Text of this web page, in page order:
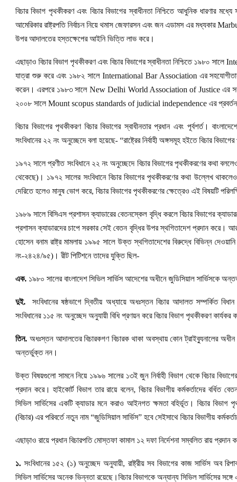
বিচার বিভাগ পৃথকীকরণ এবং বিচার বিভাগের স্বাধীনতা নিশ্চিতে আধুনিক ধারণার
আমেরিকার রাষ্ট্রপতি নির্বাচন নিয়ে থমাস জেফারসন এবং জন এডামস এর মধ্যকার
উপর আদালতের হস্তক্ষেপের আইনি ভিত্তি লাভ করে।
এছাড়াও বিচার বিভাগ পৃথকীকরণ এবং বিচার বিভাগের স্বাধীনতা নিশ্চিতে
যাত্রা শুরু করে এবং ১৯৮২ সালে International Bar Association এর
করেন। এরপরে ১৯৮৩ সালে New Delhi World Association of Justice এর
২০০৮ সালে Mount scopus standards of judicial independence এর প্রবর্তন
বিচার বিভাগের পৃথকীকরণ বিচার বিভাগের স্বাধীনতার প্রধান এবং পূর্বশর্ত।
সংবিধানের ২২ নং অনুচ্ছেদে বলা হয়েছে- “রাষ্ট্রের নির্বাহী অঙ্গসমূহ হইতে বিচার
১৯৭২ সালে প্রণীত সংবিধানে ২২ নং অনুচ্ছেদে বিচার বিভাগের পৃথকীকরণের কথা
থেকেছে)। ১৯৭২ সালের সংবিধানে বিচার বিভাগের পৃথকীকরণের কথা উল্লেখ
দেরিতে হলেও মানুষ ভোগ করে, বিচার বিভাগের পৃথকীকরণের ক্ষেত্রেও এই বিষয়টি
১৯৮৯ সালে বিসিএস প্রশাসন ক্যাডারের বেতনস্কেল বৃদ্ধি করলে বিচার বিভাগের
প্রশাসন ক্যাডারদের চাপে সরকার সেই বেতন বৃদ্ধির উপর স্থগিতাদেশ প্রদান করে।
হোসেন বনাম রাষ্ট্র মামলায় ১৯৯৫ সালে উক্ত স্থগিতাদেশের বিরুদ্ধে বিভিন্ন
নং-২৪২৪/৯৫)। রীট পিটিশনে তাদের যুক্তি ছিল-
এক. ১৯৮০ সালের বাংলাদেশ সিভিল সার্ভিস আদেশের অধীনে জুডিসিয়াল সার্ভিসকে
দুই.
সংবিধানের ষষ্ঠভাগে দ্বিতীয় অধ্যায়ে অধঃস্তন বিচার আদালত সম্পর্কিত
সংবিধানের ১১৫ নং অনুচ্ছেদ অনুযায়ী বিধি প্রণয়ন করে বিচার বিভাগ পৃথকীকরণ কার্যকর
তিন. অধঃস্তন আদালতের বিচারকগণ বিচারক থাকা অবস্থায় কোন ট্রাইব্যুনালের অধীন
অন্তর্ভুক্ত নন।
উক্ত বিষয়গুলো সামনে নিয়ে ১৯৯৬ সালের ১৩ই জুন নির্বাহী বিভাগ থেকে বিচার
প্রদান করে। হাইকোর্ট বিভাগ তার রায়ে বলেন, বিচার বিভাগীয় কর্মকর্তাদের
সিভিল সার্ভিসের একটি ক্যাডার মনে করাও আইনগত ক্ষমতা বহির্ভূত। বিচার
(বিচার) এর পরিবর্তে নতুন নাম “জুডিসিয়াল সার্ভিস” হবে সেইসাথে বিচার বিভাগীয়
এছাড়াও রায়ে প্রধান বিচারপতি মোস্তফা কামাল ১২ দফা নির্দেশনা সম্বলিত রায়
১. সংবিধানের ১৫২ (১) অনুচ্ছেদ অনুযায়ী, রাষ্ট্রীয় সব বিভাগের কাজ সার্ভিস অব
সিভিল সার্ভিসের অনেক ভিন্নতা রয়েছে।বিচার বিভাগকে অন্যান্য সিভিল সার্ভিসের সঙ্গে